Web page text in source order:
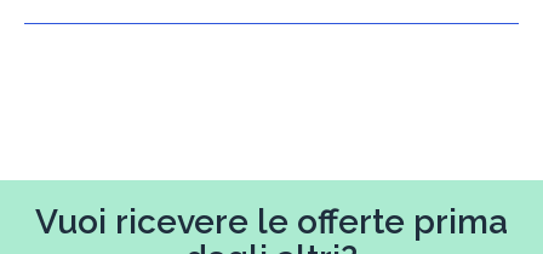
Vuoi ricevere le offerte prima